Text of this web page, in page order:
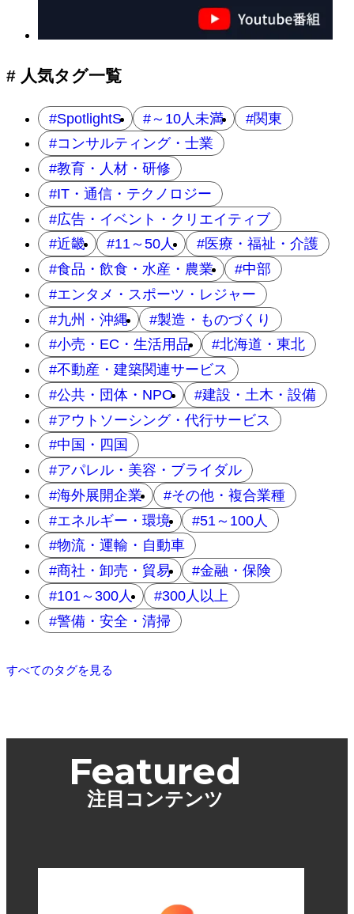
ン
# 人気タグ一覧
SpotlightS ～10人未満
関東
コンサルティング・士業
教育・人材・研修
IT・通信・テクノロジー
広告・イベント・クリエイティブ
近畿
11～50人
医療・福祉・介護
食品・飲食・水産・農業
中部
エンタメ・スポーツ・レジャー
九州・沖縄
製造・ものづくり
小売・EC・生活用品
北海道・東北
不動産・建築関連サービス
公共・団体・NPO
建設・土木・設備
アウトソーシング・代行サービス
中国・四国
アパレル・美容・ブライダル
海外展開企業
その他・複合業種
エネルギー・環境
51～100人
物流・運輸・自動車
商社・卸売・貿易
金融・保険
101～300人
300人以上
警備・安全・清掃
すべてのタグを見る
Featured
注目コンテンツ